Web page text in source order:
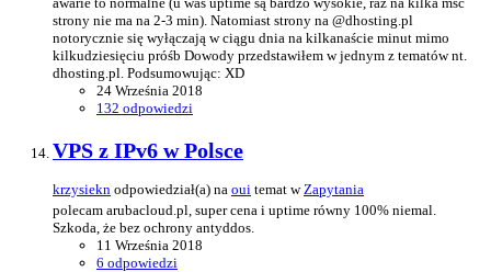
strony nie ma na 2-3 min). Natomiast strony na @dhosting.pl
notorycznie się wyłączają w ciągu dnia na kilkanaście minut mimo
kilkudziesięciu próśb Dowody przedstawiłem w jednym z tematów nt.
dhosting.pl. Podsumowując: XD
24 Września 2018
132 odpowiedzi
VPS z IPv6 w Polsce
krzysiekn odpowiedział(a) na oui temat w Zapytania
polecam arubacloud.pl, super cena i uptime równy 100% niemal.
Szkoda, że bez ochrony antyddos.
11 Września 2018
6 odpowiedzi